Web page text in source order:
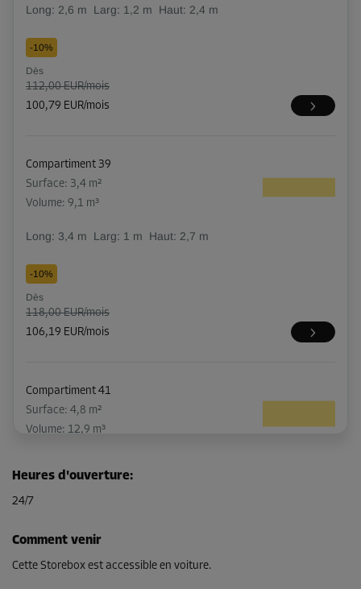
Long: 2,6 m Larg: 1,2 m Haut: 2,4 m
-10%
Dès
112,00 EUR/mois
100,79 EUR/mois
Compartiment 39
Surface: 3,4 m²
Volume: 9,1 m³
Long: 3,4 m Larg: 1 m Haut: 2,7 m
-10%
Dès
118,00 EUR/mois
106,19 EUR/mois
Compartiment 41
Surface: 4,8 m²
Volume: 12,9 m³
-10%
161,00 EUR/mois
144,89 EUR/mois
Heures d'ouverture:
24/7
Comment venir
Cette Storebox est accessible en voiture.